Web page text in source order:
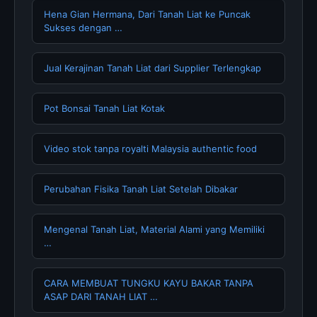
Hena Gian Hermana, Dari Tanah Liat ke Puncak
Sukses dengan …
Jual Kerajinan Tanah Liat dari Supplier Terlengkap
Pot Bonsai Tanah Liat Kotak
Video stok tanpa royalti Malaysia authentic food
Perubahan Fisika Tanah Liat Setelah Dibakar
Mengenal Tanah Liat, Material Alami yang Memiliki
…
CARA MEMBUAT TUNGKU KAYU BAKAR TANPA
ASAP DARI TANAH LIAT …